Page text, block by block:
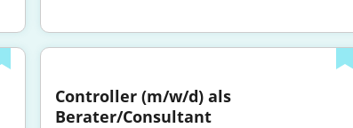
Controller (m/w/d) als
Berater/Consultant